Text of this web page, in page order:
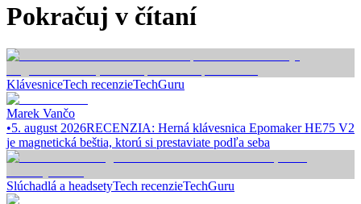
Pokračuj v čítaní
KlávesniceTech recenzieTechGuru
Marek Vančo
•5. august 2026RECENZIA: Herná klávesnica Epomaker HE75 V2
je magnetická beštia, ktorú si prestaviate podľa seba
Slúchadlá a headsetyTech recenzieTechGuru